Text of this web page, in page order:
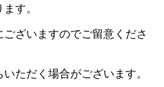
す。
ざいますのでご留意くださ
ただく場合がございます。